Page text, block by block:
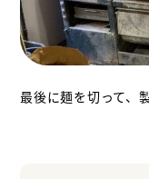
最後に麺を切って、